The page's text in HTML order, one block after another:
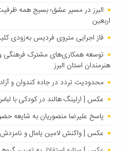
البرز در مسیر عشق؛ بسیج همه
اربعین
فاز اجرایی متروی فردیس به‌زودی
توسعه همکاری‌های مشترک فرهنگی و
هنرمندان استان البرز
محدودیت تردد در جاده کندوان و
عکس | ارلینگ هالند در کودکی با
پاسخ علیرضا منصوریان به شایعه
عکس | واکنش لامین یامال و